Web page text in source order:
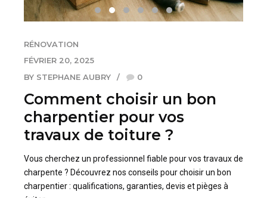
RÉNOVATION
FÉVRIER 20, 2025
BY STEPHANE AUBRY
0
Comment choisir un bon
charpentier pour vos
travaux de toiture ?
Vous cherchez un professionnel fiable pour vos travaux de
charpente ? Découvrez nos conseils pour choisir un bon
charpentier : qualifications, garanties, devis et pièges à